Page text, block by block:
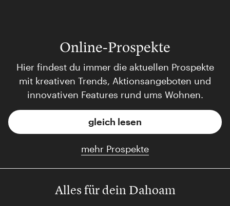
Online-Prospekte
Hier findest du immer die aktuellen Prospekte
mit kreativen Trends, Aktionsangeboten und
innovativen Features rund ums Wohnen.
gleich lesen
mehr Prospekte
Alles für dein Dahoam